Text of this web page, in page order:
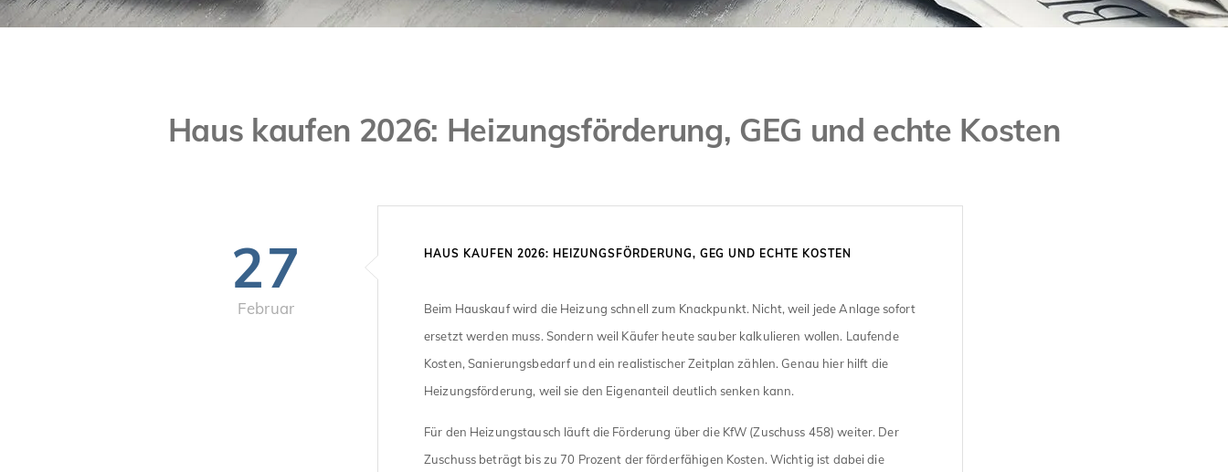
Haus kaufen 2026: Heizungsförderung, GEG und echte Kosten
27
Februar
HAUS KAUFEN 2026: HEIZUNGSFÖRDERUNG, GEG UND ECHTE KOSTEN
Beim Hauskauf wird die Heizung schnell zum Knackpunkt. Nicht, weil jede Anlage sofort
ersetzt werden muss. Sondern weil Käufer heute sauber kalkulieren wollen. Laufende
Kosten, Sanierungsbedarf und ein realistischer Zeitplan zählen. Genau hier hilft die
Heizungsförderung, weil sie den Eigenanteil deutlich senken kann.
Für den Heizungstausch läuft die Förderung über die KfW (Zuschuss 458) weiter. Der
Zuschuss beträgt bis zu 70 Prozent der förderfähigen Kosten. Wichtig ist dabei die